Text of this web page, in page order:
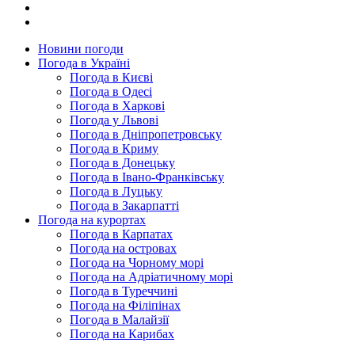
Новини погоди
Погода в Україні
Погода в Києві
Погода в Одесі
Погода в Харкові
Погода у Львові
Погода в Дніпропетровську
Погода в Криму
Погода в Донецьку
Погода в Івано-Франківську
Погода в Луцьку
Погода в Закарпатті
Погода на курортах
Погода в Карпатах
Погода на островах
Погода на Чорному морі
Погода на Адріатичному морі
Погода в Туреччині
Погода на Філіпінах
Погода в Малайзії
Погода на Карибах